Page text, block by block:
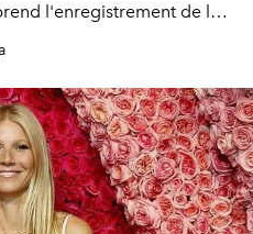
l'enregistrement de la